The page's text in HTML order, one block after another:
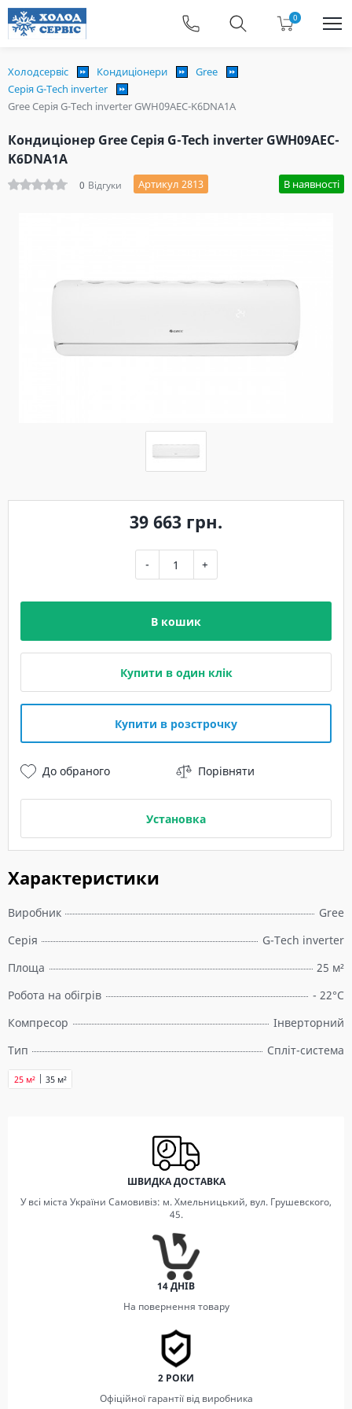
0
Холодсервіс Кондиціонери
Gree
Серія G-Tech inverter
Gree Серія G-Tech inverter GWH09AEC-K6DNA1A
Кондиціонер Gree Серія G-Tech inverter GWH09AEC-
K6DNA1A
0 Відгуки Артикул 2813 В наявності
Характеристики
Виробник
Gree
Серія
G-Tech inverter
Площа
25 м²
Робота на обігрів
- 22°C
Компресор
Інверторний
Тип
Спліт-система
25 м² 35 м²
39 663 грн.
- +
В кошик
Купити в один клік
Купити в розстрочку
До обраного Порівняти
Установка
ШВИДКА ДОСТАВКА
У всі міста України Самовивіз: м. Хмельницький, вул. Грушевского,
45.
14 ДНІВ
На повернення товару
2 РОКИ
Офіційної гарантії від виробника